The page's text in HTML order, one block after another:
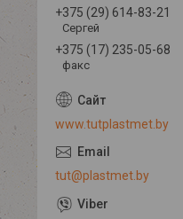
+375 (29) 614-83-21
Сергей
+375 (17) 235-05-68
факс
www.tutplastmet.by
tut@plastmet.by